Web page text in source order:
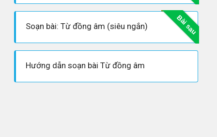
Bài sau
Soạn bài: Từ đồng âm (siêu ngắn)
Hướng dẫn soạn bài Từ đồng âm